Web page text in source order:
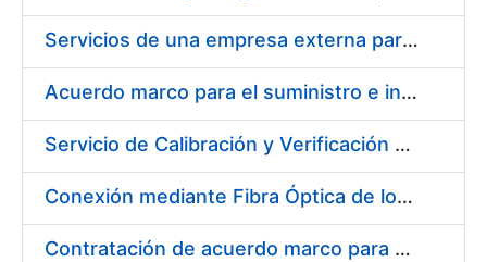
Servicios de una empresa externa para el asesoramiento y resolución de los recursos de alzada que se presentan relacionados con procesos de selección para la FNMT-RCM
Acuerdo marco para el suministro e instalación de persianas, estores y otros complementos
Servicio de Calibración y Verificación Externa de los Equipos de Medición del Servicio de Prevención de la FNMT-RCM
Conexión mediante Fibra Óptica de los Centros de Proceso de Datos (CPDs) de las sedes de la FNMT-RCM de Burgos y Madrid
Contratación de acuerdo marco para el Suministro de Material de Electricidad para la Fábrica Nacional de Moneda y Timbre-Real Casa de la Moneda en su centro de trabajo de Burgos